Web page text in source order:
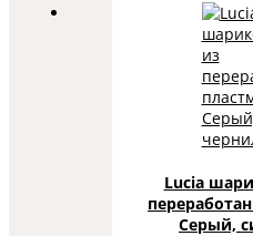
Lucia
Серый,